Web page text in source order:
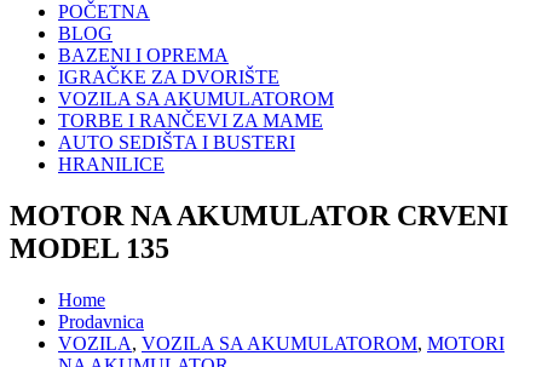
POČETNA
BLOG
BAZENI I OPREMA
IGRAČKE ZA DVORIŠTE
VOZILA SA AKUMULATOROM
TORBE I RANČEVI ZA MAME
AUTO SEDIŠTA I BUSTERI
HRANILICE
MOTOR NA AKUMULATOR CRVENI
MODEL 135
Home
Prodavnica
VOZILA, VOZILA SA AKUMULATOROM, MOTORI